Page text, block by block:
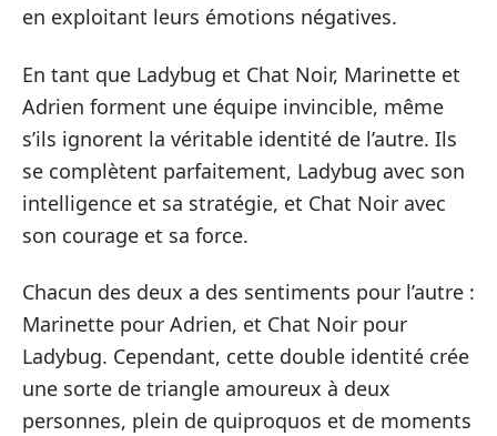
en exploitant leurs émotions négatives.
En tant que Ladybug et Chat Noir, Marinette et
Adrien forment une équipe invincible, même
s’ils ignorent la véritable identité de l’autre. Ils
se complètent parfaitement, Ladybug avec son
intelligence et sa stratégie, et Chat Noir avec
son courage et sa force.
Chacun des deux a des sentiments pour l’autre :
Marinette pour Adrien, et Chat Noir pour
Ladybug. Cependant, cette double identité crée
une sorte de triangle amoureux à deux
personnes, plein de quiproquos et de moments